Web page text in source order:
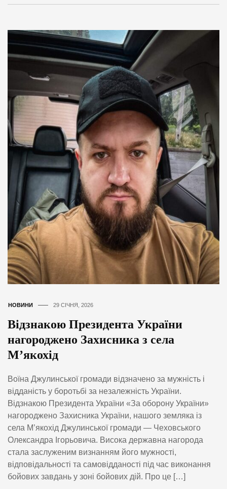
НОВИНИ 29 СІЧНЯ, 2026
Відзнакою Президента України
нагороджено Захисника з села
М’якохід
Воїна Джулинської громади відзначено за мужність і
відданість у боротьбі за незалежність України.
Відзнакою Президента України «За оборону України»
нагороджено Захисника України, нашого земляка із
села М’якохід Джулинської громади — Чеховського
Олександра Ігорьовича. Висока державна нагорода
стала заслуженим визнанням його мужності,
відповідальності та самовідданості під час виконання
бойових завдань у зоні бойових дій. Про це […]